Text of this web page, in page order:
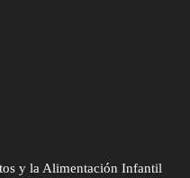
y la Alimentación Infantil